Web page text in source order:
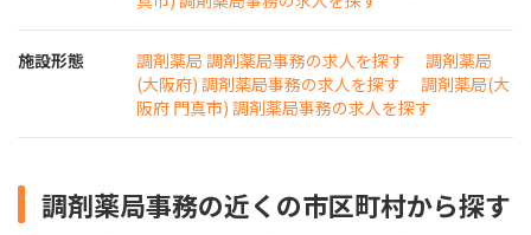
施設形態 調剤薬局 調剤薬局事務の求人を探す
調剤薬局
(大阪府) 調剤薬局事務の求人を探す
調剤薬局(大
阪府 門真市) 調剤薬局事務の求人を探す
調剤薬局事務の近くの市区町村から探す